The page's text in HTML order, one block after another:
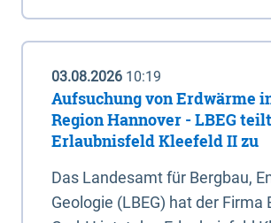
03.08.2026 10:19
Aufsuchung von Erdwärme
Region Hannover - LBEG teilt
Erlaubnisfeld Kleefeld II zu
Das Landesamt für Bergbau,
Geologie (LBEG) hat der Firma